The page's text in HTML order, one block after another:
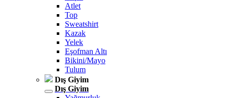
Atlet
Top
Sweatshirt
Kazak
Yelek
Eşofman Altı
Bikini/Mayo
Tulum
Dış Giyim
Dış Giyim